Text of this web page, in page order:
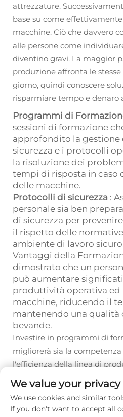
attrezzature.
base su come
macchine. Ciò che davvero
alle persone come
diventino gravi. La maggior
produzione affronta le
giorno, quindi conoscere
risparmiare tempo e denaro
Programmi di
sessioni di formazione
approfondito la gestione
sicurezza e i protocolli
la risoluzione dei
tempi di risposta in caso
delle macchine.
Protocolli di sicurezza :
personale sia ben
di sicurezza per
il rispetto delle
ambiente di lavoro
Vantaggi della
dimostrato che un
può aumentare
produttività operativa ed
macchine, riducendo il
mantenendo una qualità
bevande.
Investire in programmi di
migliorerà sia la
l'efficienza della linea di
produttività maggiore e a
We value your privacy
We use cookies and similar
If you don't want to accept all